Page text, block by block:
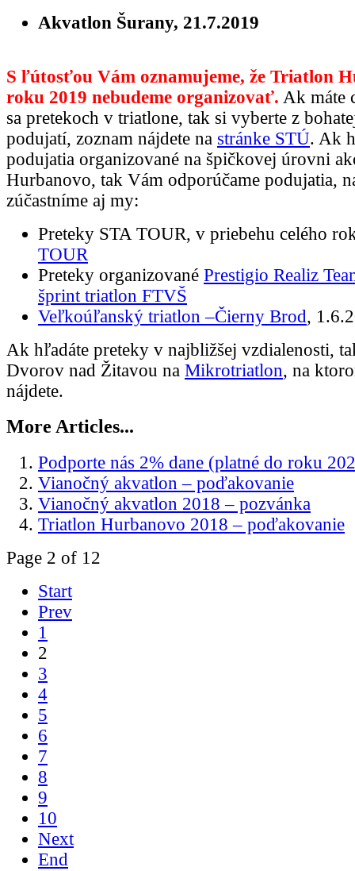
Akvatlon Šurany, 21.7.2019
S ľútosťou Vám oznamujeme, že Triatlon
roku 2019 nebudeme organizovať. Ak máte
sa pretekoch v triatlone, tak si vyberte z
podujatí, zoznam nájdete na stránke STÚ. Ak
podujatia organizované na špičkovej úrovni
Hurbanovo, tak Vám odporúčame podujatia,
zúčastníme aj my:
Preteky STA TOUR, v priebehu celého
TOUR
Preteky organizované Prestigio Realiz
šprint triatlon FTVŠ
Veľkoúľanský triatlon –Čierny Brod,
Ak hľadáte preteky v najbližšej vzdialenosti,
Dvorov nad Žitavou na Mikrotriatlon, na
nájdete.
More Articles...
Podporte nás 2% dane (platné do roku
Vianočný akvatlon – poďakovanie
Vianočný akvatlon 2018 – pozvánka
Triatlon Hurbanovo 2018 – poďakovanie
Page 2 of 12
Start
Prev
1
2
3
4
5
6
7
8
9
10
Next
End